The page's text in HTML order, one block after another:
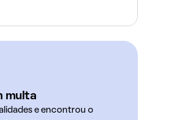
multa
e encontrou o